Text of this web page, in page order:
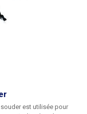
est utilisée pour